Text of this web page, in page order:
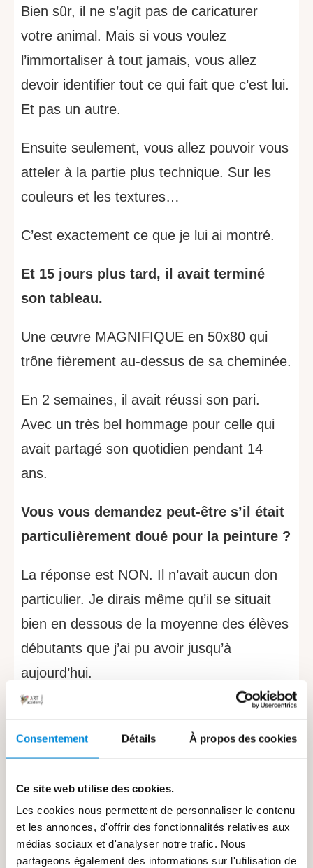
Consentement Détails À propos des cookies
Ce site web utilise des cookies.
Les cookies nous permettent de personnaliser le contenu
et les annonces, d'offrir des fonctionnalités relatives aux
médias sociaux et d'analyser notre trafic. Nous
partageons également des informations sur l'utilisation de
Bien sûr, il ne s’agit pas de caricaturer
votre animal. Mais si vous voulez
l’immortaliser à tout jamais, vous allez
devoir identifier tout ce qui fait que c’est lui.
Et pas un autre.
Ensuite seulement, vous allez pouvoir vous
atteler à la partie plus technique. Sur les
couleurs et les textures…
C’est exactement ce que je lui ai montré.
Et 15 jours plus tard, il avait terminé
son tableau.
Une œuvre MAGNIFIQUE en 50x80 qui
trône fièrement au-dessus de sa cheminée.
En 2 semaines, il avait réussi son pari.
Avec un très bel hommage pour celle qui
avait partagé son quotidien pendant 14
ans.
Vous vous demandez peut-être s’il était
particulièrement doué pour la peinture ?
La réponse est NON. Il n’avait aucun don
particulier. Je dirais même qu’il se situait
bien en dessous de la moyenne des élèves
débutants que j’ai pu avoir jusqu’à
aujourd’hui.
simplement parce qu’il s’est concentré
uniquement sur les techniques de peinture
animalière. En mettant de côté tout le
reste. Il a laissé de côté tout ce qui ne lui
était pas utile. Et s’est concentré
uniquement sur les bonnes techniques.